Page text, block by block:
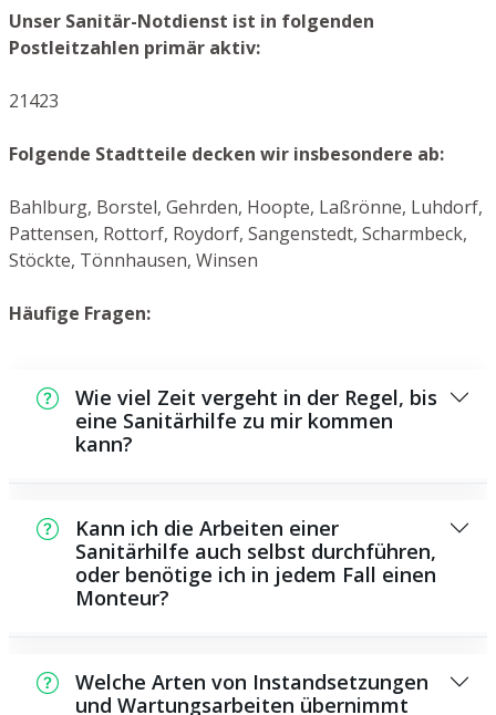
Unser Sanitär-Notdienst ist in folgenden
Postleitzahlen primär aktiv:
21423
Folgende Stadtteile decken wir insbesondere ab:
Bahlburg, Borstel, Gehrden, Hoopte, Laßrönne, Luhdorf,
Pattensen, Rottorf, Roydorf, Sangenstedt, Scharmbeck,
Stöckte, Tönnhausen, Winsen
Häufige Fragen:
Wie viel Zeit vergeht in der Regel, bis
eine Sanitärhilfe zu mir kommen
kann?
Zeitraum an der Schadensstelle sein. Das
hängt aber auch von der Auftragslage zu
diesem Zeitraum ab und von der
Verkehrslage und der Entfernung zu Ihnen.
Kann ich die Arbeiten einer
Sanitärhilfe auch selbst durchführen,
oder benötige ich in jedem Fall einen
Monteur?
Wartungsarbeiten, die Sie eigenständig
ausführen können, beispielsweise die
Welche Arten von Instandsetzungen
und Wartungsarbeiten übernimmt